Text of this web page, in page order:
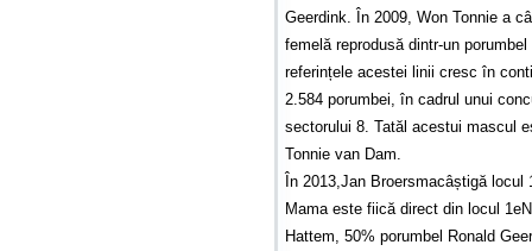
Geerdink. În 2009, Won Tonnie a
femelă reprodusă dintr-un
referințele acestei linii cresc în
2.584 porumbei, în cadrul unui
sectorului 8. Tatăl acestui mascul
Tonnie van Dam.
În 2013,Jan Broersmacâștigă locul
Mama este fiică direct din locul
Hattem, 50% porumbel Ronald